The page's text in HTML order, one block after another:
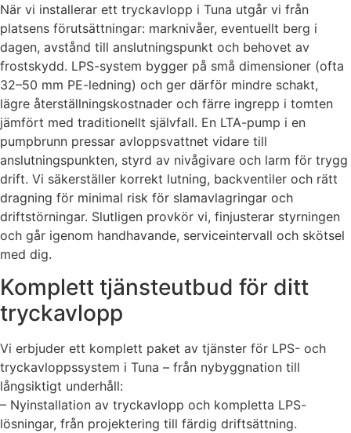
När vi installerar ett tryckavlopp i Tuna utgår vi från
platsens förutsättningar: marknivåer, eventuellt berg i
dagen, avstånd till anslutningspunkt och behovet av
frostskydd. LPS-system bygger på små dimensioner (ofta
32–50 mm PE-ledning) och ger därför mindre schakt,
lägre återställningskostnader och färre ingrepp i tomten
jämfört med traditionellt självfall. En LTA-pump i en
pumpbrunn pressar avloppsvattnet vidare till
anslutningspunkten, styrd av nivågivare och larm för trygg
drift. Vi säkerställer korrekt lutning, backventiler och rätt
dragning för minimal risk för slamavlagringar och
driftstörningar. Slutligen provkör vi, finjusterar styrningen
och går igenom handhavande, serviceintervall och skötsel
med dig.
Komplett tjänsteutbud för ditt
tryckavlopp
Vi erbjuder ett komplett paket av tjänster för LPS- och
tryckavloppssystem i Tuna – från nybyggnation till
långsiktigt underhåll:
– Nyinstallation av tryckavlopp och kompletta LPS-
lösningar, från projektering till färdig driftsättning.